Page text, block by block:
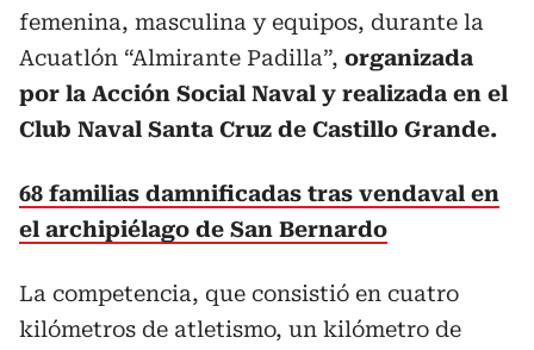
femenina, masculina y equipos, durante la
Acuatlón “Almirante Padilla”, organizada
por la Acción Social Naval y realizada en el
Club Naval Santa Cruz de Castillo Grande.
68 familias damnificadas tras vendaval en
el archipiélago de San Bernardo
La competencia, que consistió en cuatro
kilómetros de atletismo, un kilómetro de